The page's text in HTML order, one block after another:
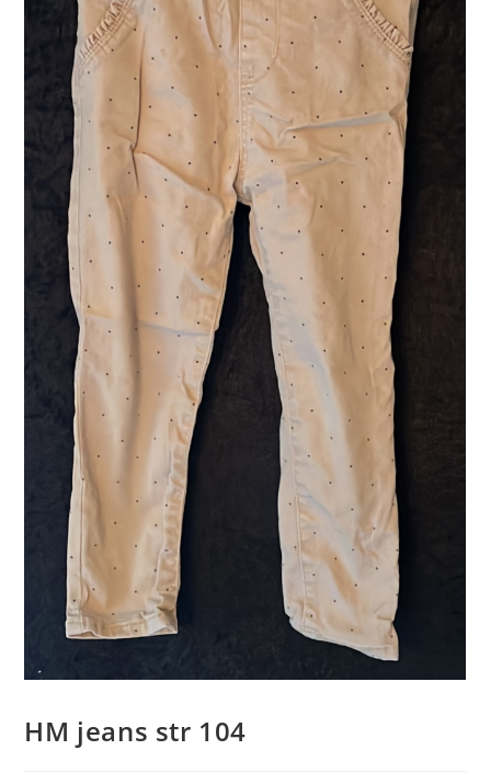
HM jeans str 104